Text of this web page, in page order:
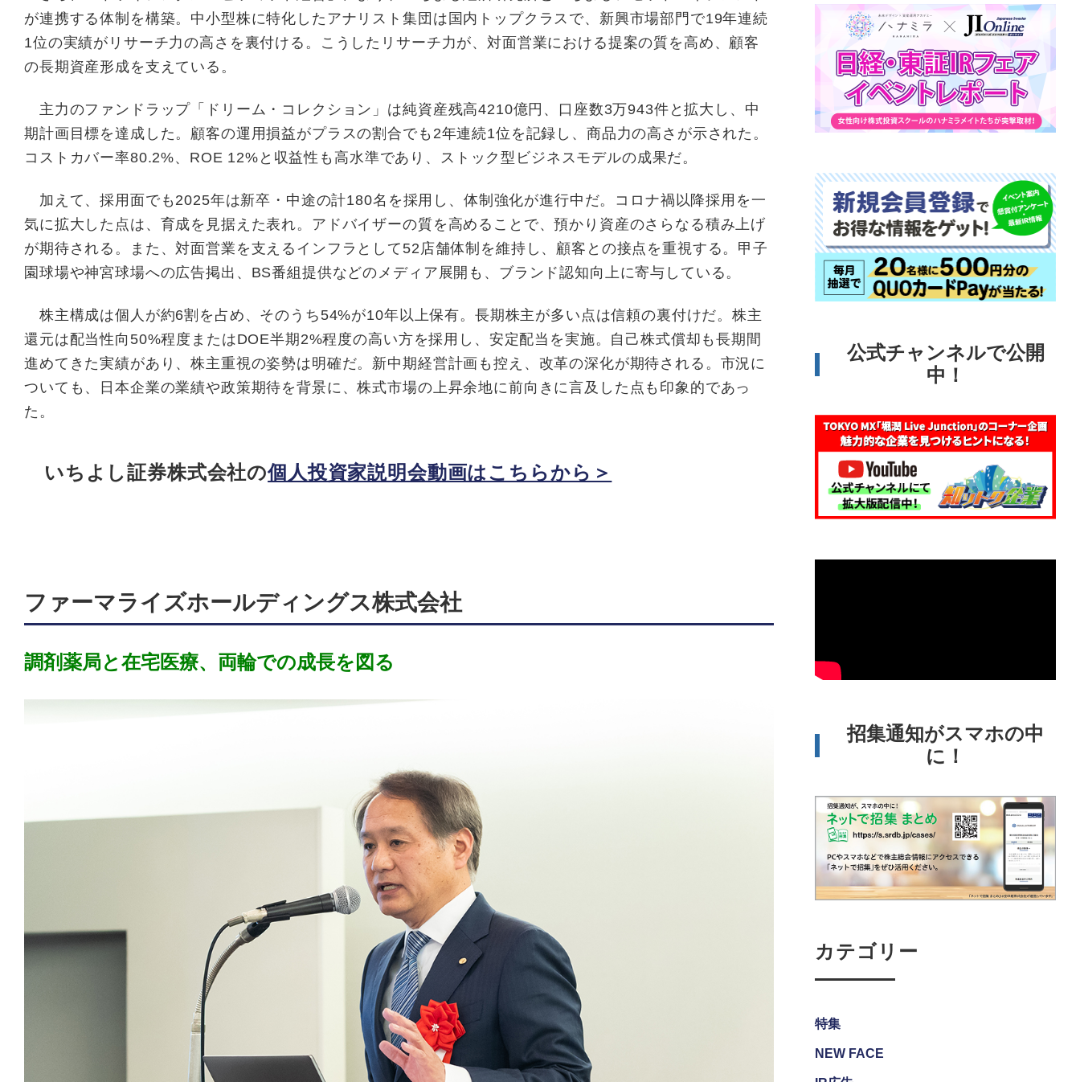
が連携する体制を構築。中小型株に特化したアナリスト集団は国内トップクラスで、新興市場部門で19年連続
1位の実績がリサーチ力の高さを裏付ける。こうしたリサーチ力が、対面営業における提案の質を高め、顧客
の長期資産形成を支えている。
主力のファンドラップ「ドリーム・コレクション」は純資産残高4210億円、口座数3万943件と拡大し、中
期計画目標を達成した。顧客の運用損益がプラスの割合でも2年連続1位を記録し、商品力の高さが示された。
コストカバー率80.2%、ROE 12%と収益性も高水準であり、ストック型ビジネスモデルの成果だ。
加えて、採用面でも2025年は新卒・中途の計180名を採用し、体制強化が進行中だ。コロナ禍以降採用を一
気に拡大した点は、育成を見据えた表れ。アドバイザーの質を高めることで、預かり資産のさらなる積み上げ
が期待される。また、対面営業を支えるインフラとして52店舗体制を維持し、顧客との接点を重視する。甲子
園球場や神宮球場への広告掲出、BS番組提供などのメディア展開も、ブランド認知向上に寄与している。
株主構成は個人が約6割を占め、そのうち54%が10年以上保有。長期株主が多い点は信頼の裏付けだ。株主
還元は配当性向50%程度またはDOE半期2%程度の高い方を採用し、安定配当を実施。自己株式償却も長期間
進めてきた実績があり、株主重視の姿勢は明確だ。新中期経営計画も控え、改革の深化が期待される。市況に
ついても、日本企業の業績や政策期待を背景に、株式市場の上昇余地に前向きに言及した点も印象的であっ
た。
いちよし証券株式会社の個人投資家説明会動画はこちらから＞
ファーマライズホールディングス株式会社
調剤薬局と在宅医療、両輪での成長を図る
公式チャンネルで公開
中！
招集通知がスマホの中
に！
カテゴリー
特集
NEW FACE